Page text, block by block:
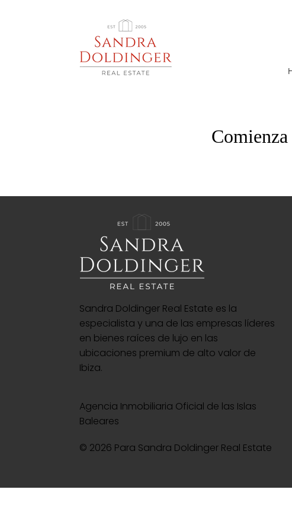
Sandra Doldinger Real Estate es la
especialista y una de las empresas líderes
en bienes raíces de lujo en las
ubicaciones premium de alto valor de
Ibiza.
Agencia Inmobiliaria Oficial de las Islas
Baleares
© 2026 Para Sandra Doldinger Real Estate